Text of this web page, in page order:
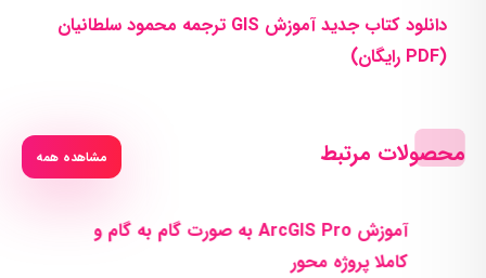
دانلود کتاب جدید آموزش GIS ترجمه محمود سلطانیان
(PDF رایگان)
محصولات مرتبط مشاهده همه
آموزش ArcGIS Pro به صورت گام به گام و
کاملا پروژه محور